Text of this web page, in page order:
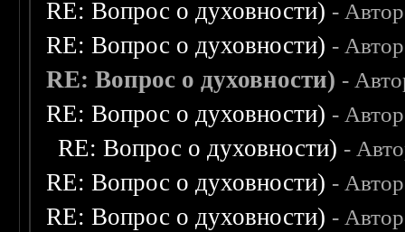
RE: Вопрос о духовности) -
RE: Вопрос о духовности) -
RE: Вопрос о духовности) -
RE: Вопрос о духовности) -
RE: Вопрос о духовности) -
RE: Вопрос о духовности) -
RE: Вопрос о духовности) -